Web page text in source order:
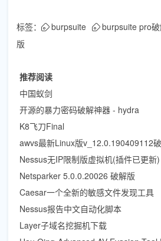
标签： burpsuite burpsuite pro
版
推荐阅读
中国蚁剑
开源的暴力密码破解神器 - hydra
K8飞刀Final
awvs最新Linux版v_12.0.190409112
Nessus无IP限制版虚拟机(插件已更新)
Netsparker 5.0.0.20026 破解版
Caesar一个全新的敏感文件发现工具
Nessus报告中文自动化脚本
Layer子域名挖掘机下载